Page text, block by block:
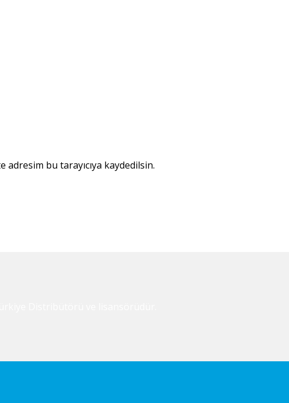
adresim bu tarayıcıya kaydedilsin.